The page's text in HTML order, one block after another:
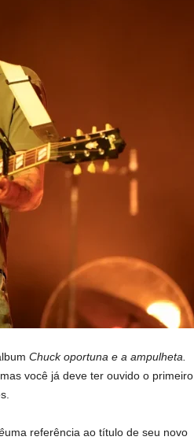
Chuck oportuna e a ampulheta.
você já deve ter ouvido o primeiro
uma referência ao título de seu novo